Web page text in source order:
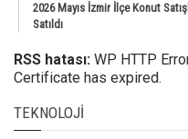
2026 Mayıs İzmir İlçe Konut
Satıldı
RSS hatası: WP HTTP
Certificate has expired.
TEKNOLOJI